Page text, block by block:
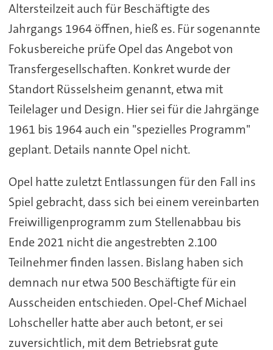
Altersteilzeit auch für Beschäftigte des
Jahrgangs 1964 öffnen, hieß es. Für sogenannte
Fokusbereiche prüfe Opel das Angebot von
Transfergesellschaften. Konkret wurde der
Standort Rüsselsheim genannt, etwa mit
Teilelager und Design. Hier sei für die Jahrgänge
1961 bis 1964 auch ein "spezielles Programm"
geplant. Details nannte Opel nicht.
Opel hatte zuletzt Entlassungen für den Fall ins
Spiel gebracht, dass sich bei einem vereinbarten
Freiwilligenprogramm zum Stellenabbau bis
Ende 2021 nicht die angestrebten 2.100
Teilnehmer finden lassen. Bislang haben sich
demnach nur etwa 500 Beschäftigte für ein
Ausscheiden entschieden. Opel-Chef Michael
Lohscheller hatte aber auch betont, er sei
zuversichtlich, mit dem Betriebsrat gute